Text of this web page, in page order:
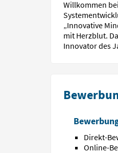
Willkommen
„Innovative
mit Herzblut.
Innovator des
Direkt-
Online-